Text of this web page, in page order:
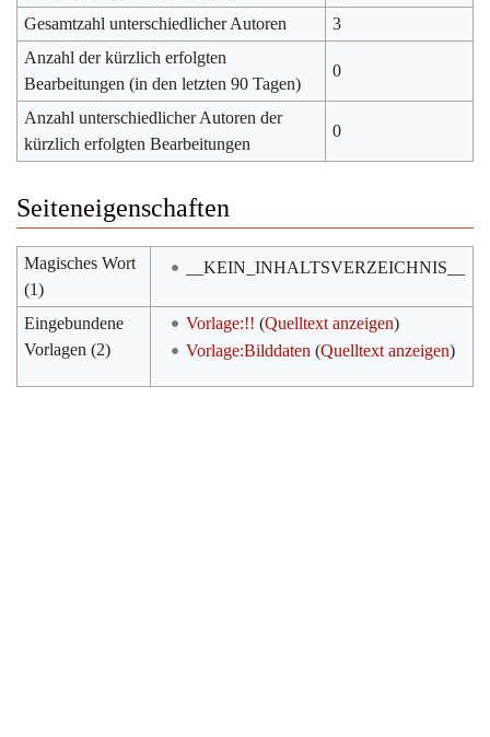
Gesamtzahl unterschiedlicher Autoren
3
Anzahl der kürzlich erfolgten
Bearbeitungen (in den letzten 90 Tagen)
0
Anzahl unterschiedlicher Autoren der
kürzlich erfolgten Bearbeitungen
0
Seiteneigenschaften
Magisches Wort
(1)
__KEIN_INHALTSVERZEICHNIS__
Eingebundene
Vorlagen (2)
Vorlage:!! (Quelltext anzeigen)
Vorlage:Bilddaten (Quelltext anzeigen)